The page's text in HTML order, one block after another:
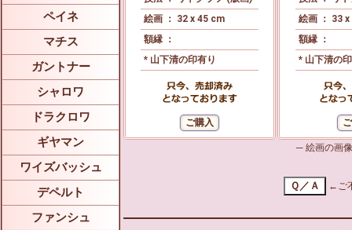
ペイネ
マチス
ガントナー
シャロワ
ドラクロワ
ギヤマン
ワイズバッシュ
デペルト
ファンシュ
絵画 ： 32 x 45 cm
額縁 ：
* 山下清の印有り
絵画 ： 33
額縁 ：
* 山下清の
─ 絵画の画
←ご